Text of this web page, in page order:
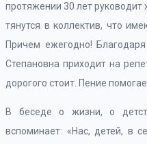
протяжении 30 лет руководит
тянутся в коллектив, что
Причем ежегодно!
Степановна приходит на
дорогого стоит. Пение
В беседе о жизни, о
вспоминает: «Нас, детей, в